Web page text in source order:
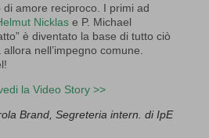
amore reciproco. I primi ad
Nicklase P. Michael
è diventato la base di tutto ciò
nell’impegno comune.
la Video Story >>
Brand, Segreteria intern. di IpE